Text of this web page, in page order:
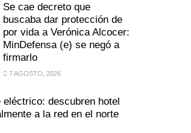
Se cae decreto que
buscaba dar protección de
por vida a Verónica Alcocer:
MinDefensa (e) se negó a
firmarlo
7 AGOSTO, 2026
eléctrico: descubren hotel
a la red en el norte